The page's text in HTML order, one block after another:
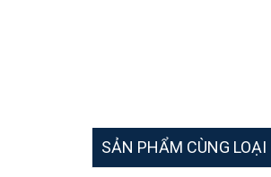
SẢN PHẨM CÙNG LOẠI